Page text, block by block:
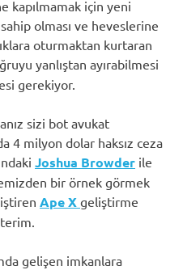
kapılmamak için yeni
olması ve heveslerine
oturmaktan kurtaran
yanlıştan ayırabilmesi
gerekiyor.
sizi bot avukat
4 milyon dolar haksız ceza
Joshua Browder ile
bir örnek görmek
Ape X geliştirme
gelişen imkanlara